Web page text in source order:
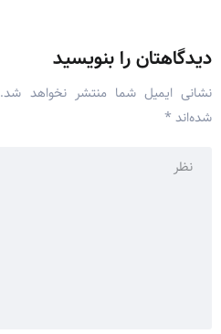
دیدگاهتان را بنویسید
نشانی ایمیل شما منتشر نخواهد شد.
شده‌اند *